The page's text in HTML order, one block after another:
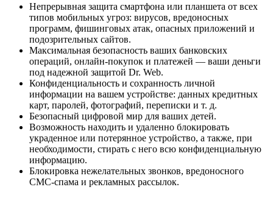
Непрерывная защита смартфона или планшета от всех
типов мобильных угроз: вирусов, вредоносных
программ, фишинговых атак, опасных приложений и
подозрительных сайтов.
Максимальная безопасность ваших банковских
операций, онлайн-покупок и платежей — ваши деньги
под надежной защитой Dr. Web.
Конфиденциальность и сохранность личной
информации на вашем устройстве: данных кредитных
карт, паролей, фотографий, переписки и т. д.
Безопасный цифровой мир для ваших детей.
Возможность находить и удаленно блокировать
украденное или потерянное устройство, а также, при
необходимости, стирать с него всю конфиденциальную
информацию.
Блокировка нежелательных звонков, вредоносного
СМС-спама и рекламных рассылок.